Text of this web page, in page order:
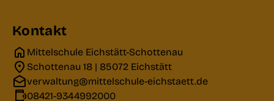
Kontakt
Mittelschule Eichstätt-Schottenau
Schottenau 18 | 85072 Eichstätt
verwaltung@mittelschule-eichstaett.de
08421-9344992000